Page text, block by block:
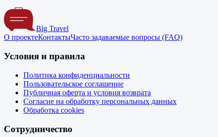
Big Travel
О проектеКонтактыЧасто задаваемые вопросы (FAQ)
Условия и правила
Политика конфиденциальности
Пользовательское соглашение
Публичная оферта и условия возврата
Согласие на обработку персональных данных
Обработка cookies
Сотрудничество